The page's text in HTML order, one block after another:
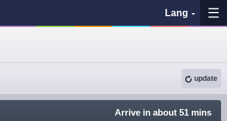
Lang
See the map
update
Arrive in about 51 mins